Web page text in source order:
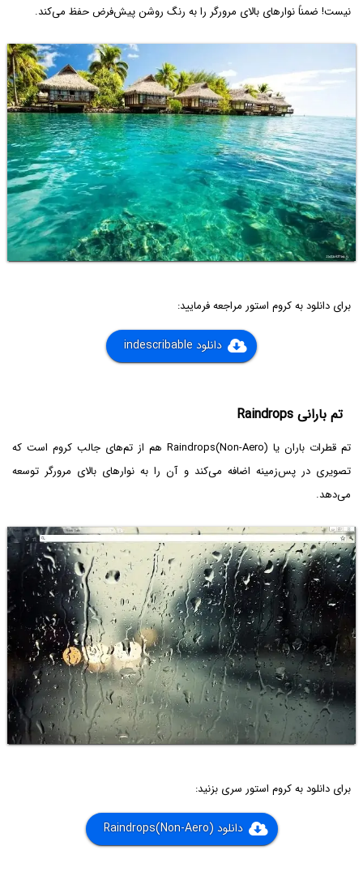
نیست! ضمناً نوارهای بالای مرورگر را به رنگ روشن پیش‌فرض حفظ می‌کند.
برای دانلود به کروم استور مراجعه فرمایید:
دانلود indescribable
تم بارانی Raindrops
تم قطرات باران یا Raindrops(Non-Aero) هم از تم‌های جالب کروم است که
تصویری در پس‌زمینه اضافه می‌کند و آن را به نوارهای بالای مرورگر توسعه
می‌دهد.
برای دانلود به کروم استور سری بزنید:
دانلودRaindrops(Non-Aero)